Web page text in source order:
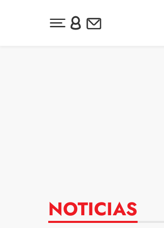
Desplegar menú principal
Inicia sesión o regístrate
Newsletter
NOTICIAS